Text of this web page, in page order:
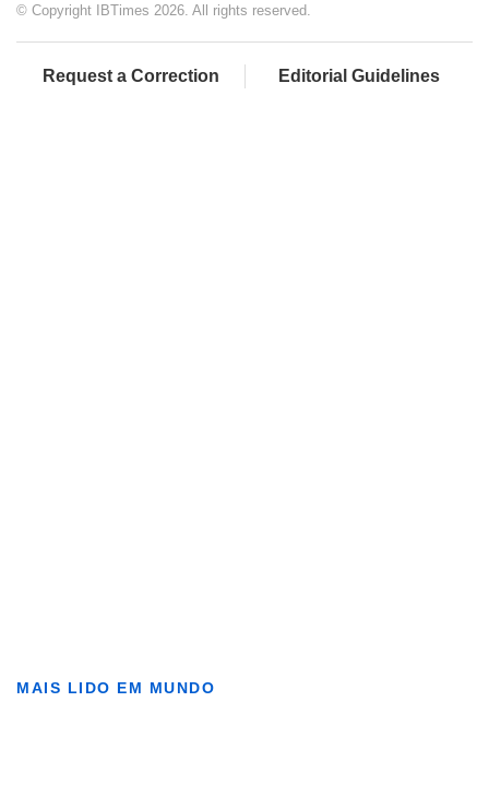
© Copyright IBTimes 2026. All rights reserved.
Request a Correction Editorial Guidelines
MAIS LIDO EM MUNDO